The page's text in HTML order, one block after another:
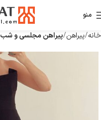
منو
خانه پیراهن پیراهن مجلسی و شب